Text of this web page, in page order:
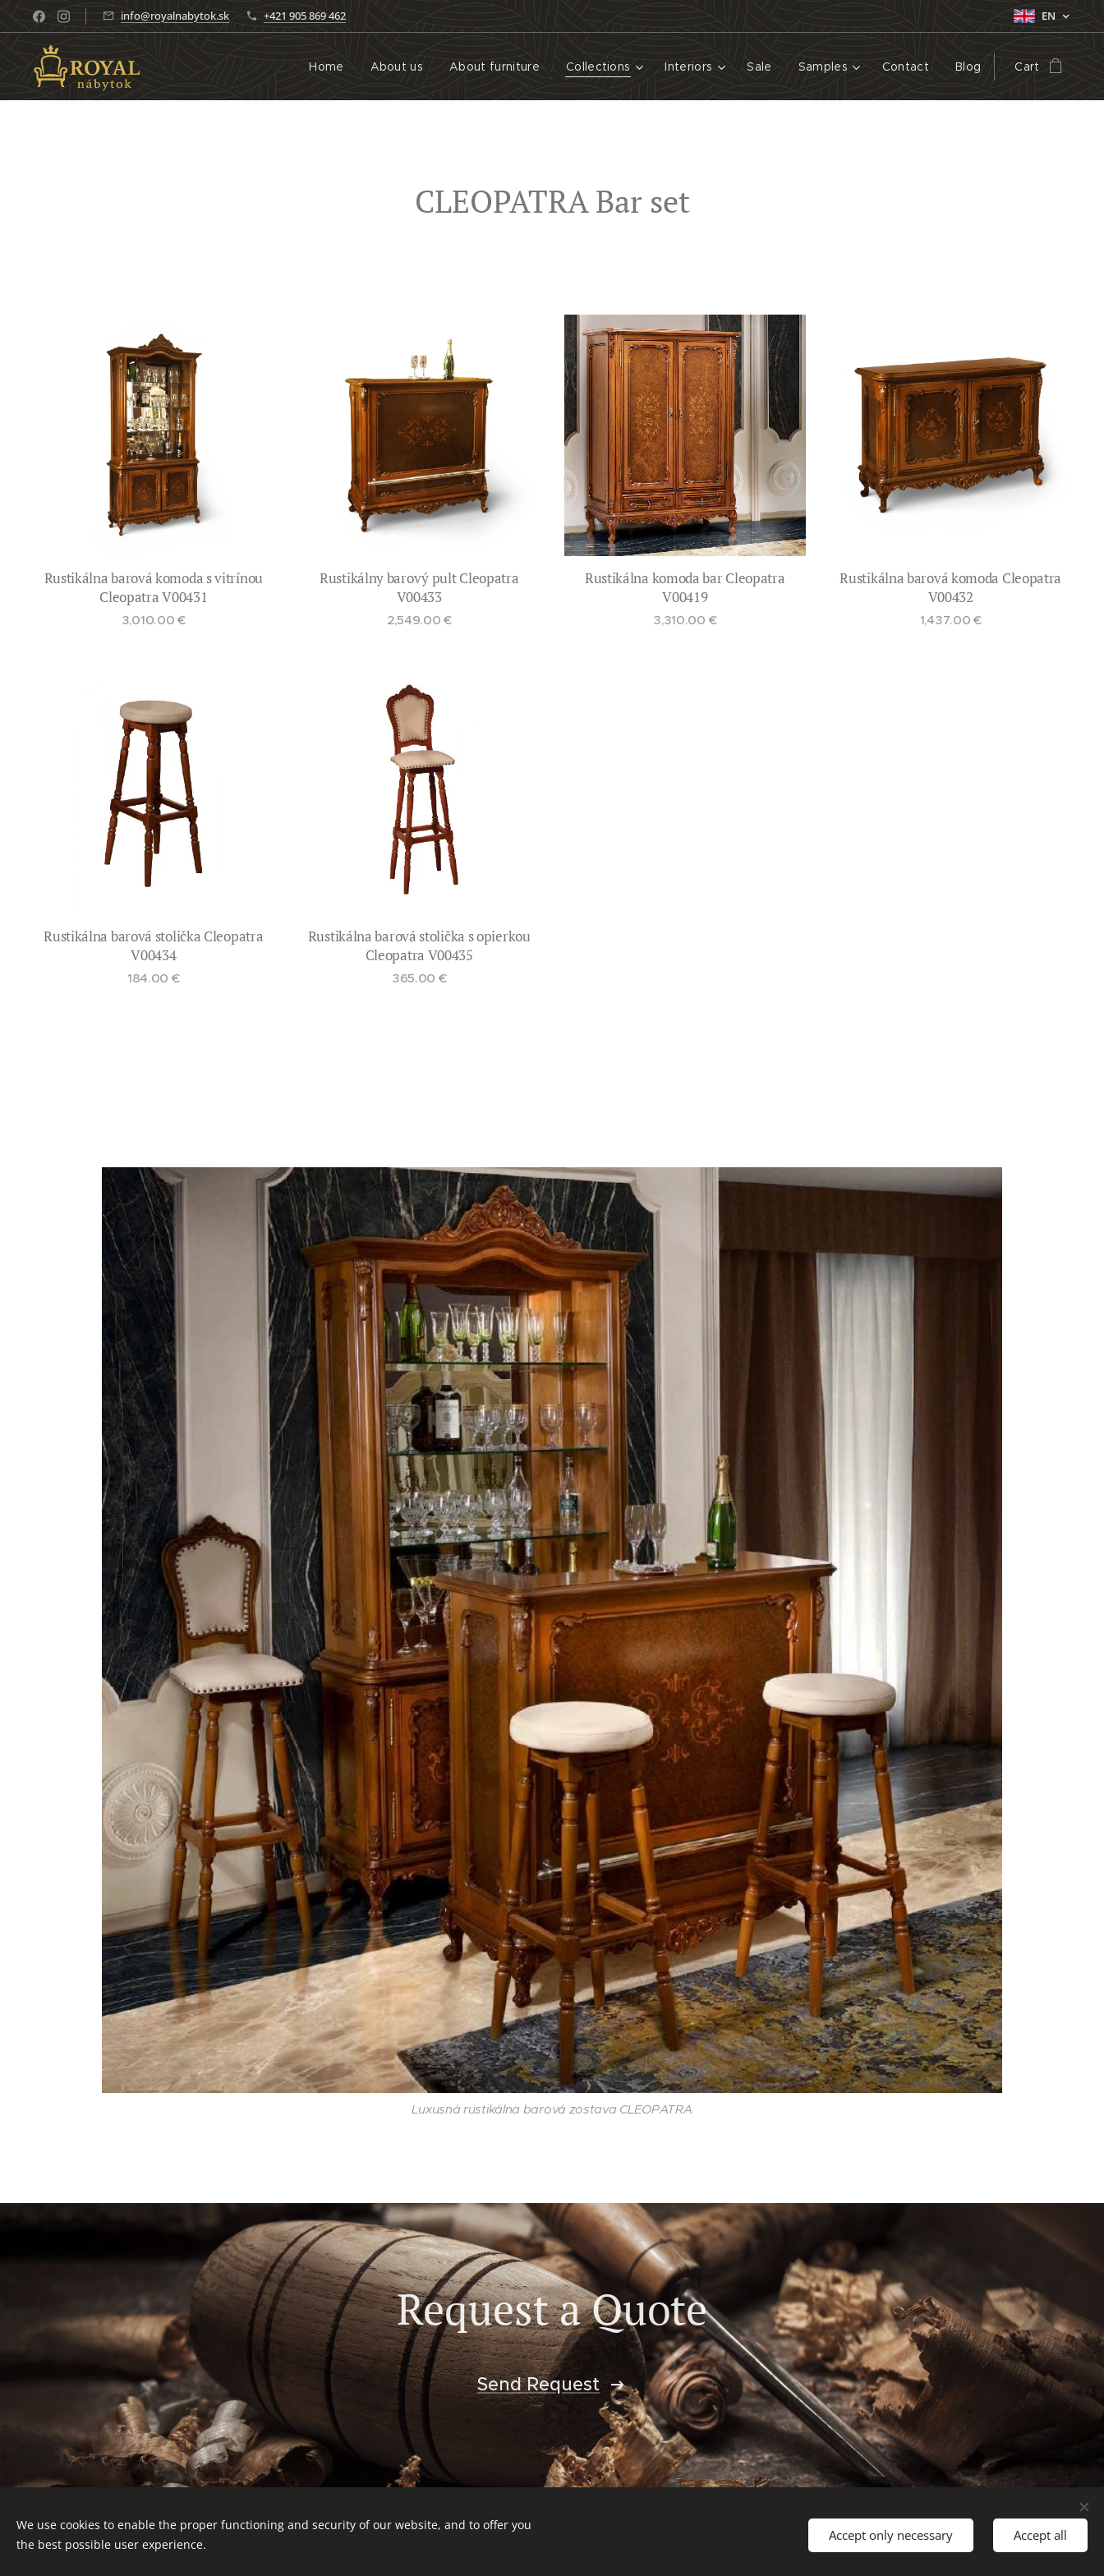
info@royalnabytok.sk +421 905 869 462 EN
Home About us About furniture Collections Interiors Sale Samples Contact Blog Cart
CLEOPATRA Bar set
Rustikálna barová komoda s vitrínou
Cleopatra V00431
3,010.00 €
Rustikálny barový pult Cleopatra
V00433
2,549.00 €
Rustikálna komoda bar Cleopatra
V00419
3,310.00 €
Rustikálna barová komoda Cleopatra
V00432
1,437.00 €
Rustikálna barová stolička Cleopatra
V00434
184.00 €
Rustikálna barová stolička s opierkou
Cleopatra V00435
365.00 €
Luxusná rustikálna barová zostava CLEOPATRA
Request a Quote
Send Request
Obchodné podmienky a reklamačný poriadok
Ochrana osobných údajov
Cookies
Languages
Slovenčina
English
We use cookies to enable the proper functioning and security of our website, and to offer you
the best possible user experience.
Accept only necessary Accept all